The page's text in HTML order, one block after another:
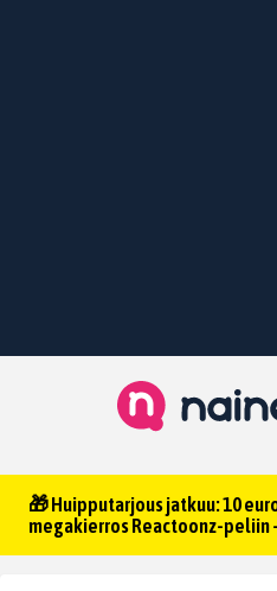
🎁 Huipputarjous jatkuu: 10
megakierros Reactoonz-peliin